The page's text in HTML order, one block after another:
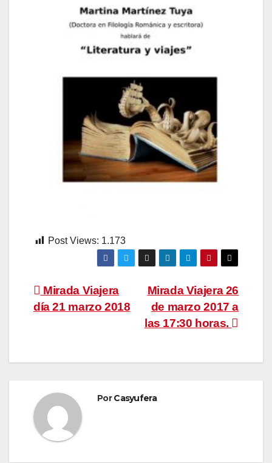
Post Views: 1.173
Navegación
de
Mirada Viajera 26
de marzo 2017 a
las 17:30 horas.
Mirada Viajera
día 21 marzo 2018
PorCasyufera